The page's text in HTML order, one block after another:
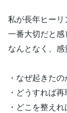
私が長年ヒー
一番大切だと
なんとなく、
・なぜ起きたの
・どうすれば
・どこを整え